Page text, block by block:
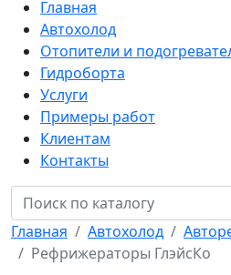
Главная
Автохолод
Отопители и
Гидроборта
Услуги
Примеры работ
Клиентам
Контакты
Главная Автохолод
Рефрижераторы ГлэйсКо